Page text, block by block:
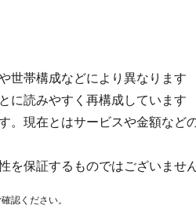
世帯構成などにより異なります
に読みやすく再構成しています
現在とはサービスや金額など
を保証するものではございませ
認ください。